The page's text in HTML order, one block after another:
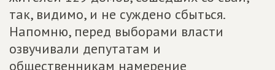
так, видимо, и не суждено сбыться.
Напомню, перед выборами власти
озвучивали депутатам и
общественникам намерение